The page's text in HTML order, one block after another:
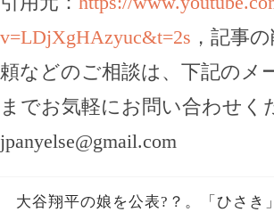
v=LDjXgHAzyuc&t=2s ，記事
頼などのご相談は、下記のメ
までお気軽にお問い合わせく
jpanyelse@gmail.com
大谷翔平の娘を公表?？。「ひさき